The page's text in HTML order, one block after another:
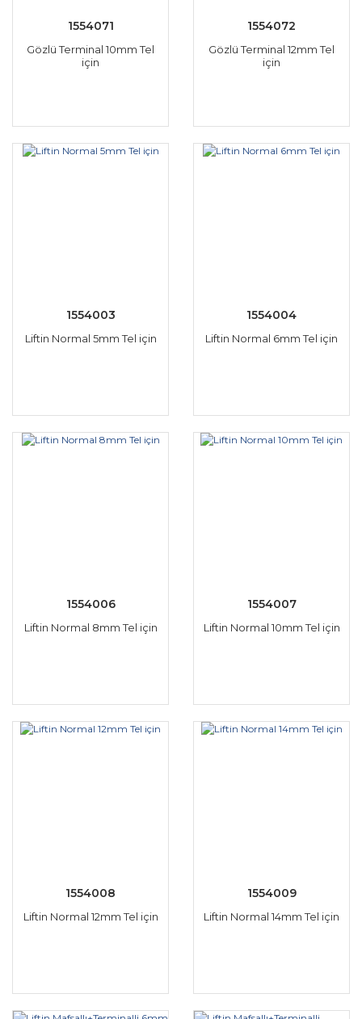
1554071
Gözlü Terminal 10mm Tel
için
1554072
Gözlü Terminal 12mm Tel
için
1554003
Liftin Normal 5mm Tel için
1554004
Liftin Normal 6mm Tel için
1554006
Liftin Normal 8mm Tel için
1554007
Liftin Normal 10mm Tel için
1554008
Liftin Normal 12mm Tel için
1554009
Liftin Normal 14mm Tel için